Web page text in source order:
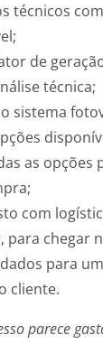
técnicos
de
técnica;
sistema
as opções
com
para chegar
para
cliente.
parece